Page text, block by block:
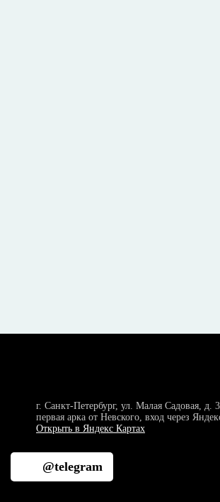
г. Санкт-Петербург, ул. Малая Садовая, д.
первая арка от Невского, вход через
Открыть в Яндекс Картах
@telegram